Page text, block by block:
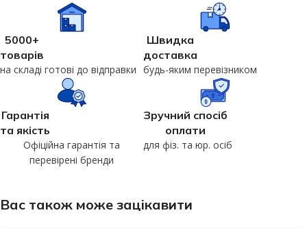
5000+
товарів
на складі готові до відправки
Швидка
доставка
будь-яким перевізником
Гарантія
та якість
Офіційна гарантія та
перевірені бренди
Зручний спосіб
оплати
для фіз. та юр. осіб
Вас також може зацікавити